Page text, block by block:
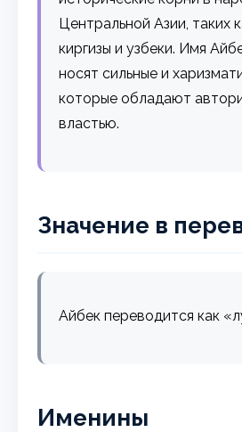
Центральной Азии, таких
киргизы и узбеки. Имя
носят сильные и
которые обладают
властью.
Значение в
Айбек переводится как
Именины